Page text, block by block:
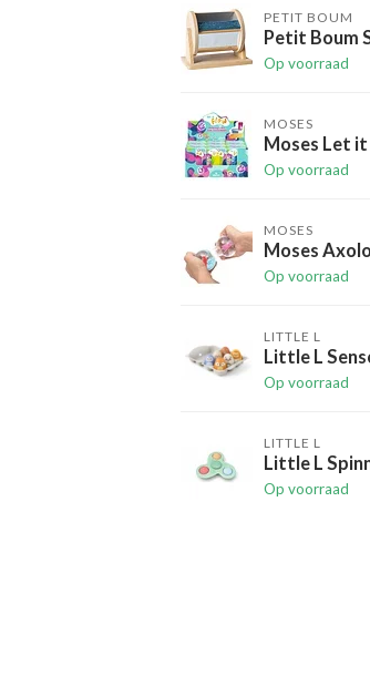
PETIT BOUM
Petit Boum
Op voorraad
MOSES
Moses Let
Op voorraad
MOSES
Moses
Op voorraad
LITTLE L
Little L
Op voorraad
LITTLE L
Little L
Op voorraad